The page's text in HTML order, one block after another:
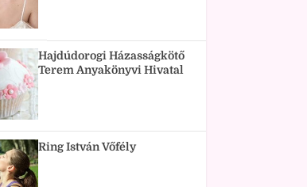
Hajdúdorogi Házasságkötő
Terem Anyakönyvi Hivatal
Ring István Vőfély